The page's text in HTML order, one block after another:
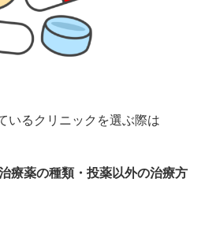
いるクリニックを選ぶ際は
療薬の種類・投薬以外の治療方